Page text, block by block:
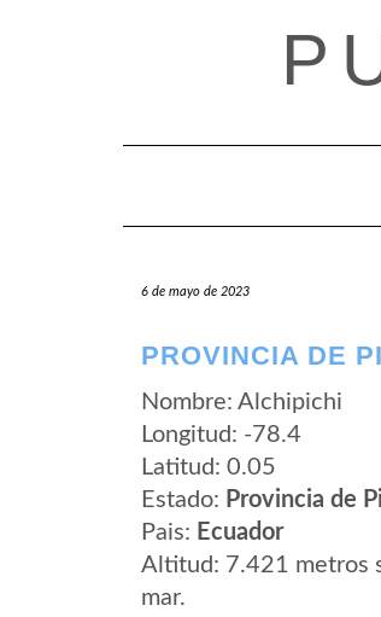
6 de mayo de 2023
PROVINCIA DE
Nombre: Alchipichi
Longitud: -78.4
Latitud: 0.05
Estado: Provincia de
Pais: Ecuador
Altitud: 7.421 metros
mar.